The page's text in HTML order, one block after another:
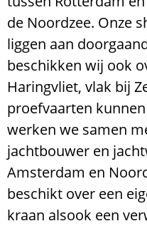
de Noordzee. Onze
liggen aan
beschikken wij ook
Haringvliet, vlak bij
proefvaarten
werken we samen
jachtbouwer en
Amsterdam en
beschikt over een
kraan alsook een